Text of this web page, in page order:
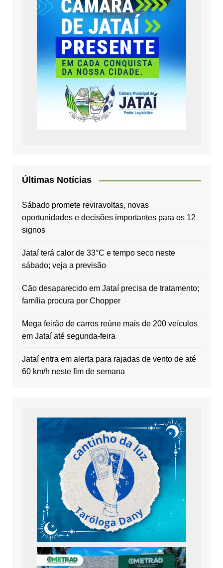
Últimas Notícias
Sábado promete reviravoltas, novas
oportunidades e decisões importantes para os 12
signos
Jataí terá calor de 33°C e tempo seco neste
sábado; veja a previsão
Cão desaparecido em Jataí precisa de tratamento;
família procura por Chopper
Mega feirão de carros reúne mais de 200 veículos
em Jataí até segunda-feira
Jataí entra em alerta para rajadas de vento de até
60 km/h neste fim de semana